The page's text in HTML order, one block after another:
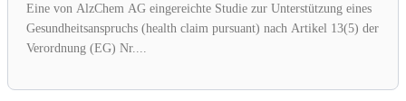
Eine von AlzChem AG eingereichte Studie zur Unterstützung eines
Gesundheitsanspruchs (health claim pursuant) nach Artikel 13(5) der
Verordnung (EG) Nr....